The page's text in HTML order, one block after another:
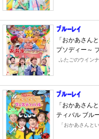
「おかあさん
プソディー～
ふたごのウイン
「おかあさん
ティバル ブル
「おかあさんと